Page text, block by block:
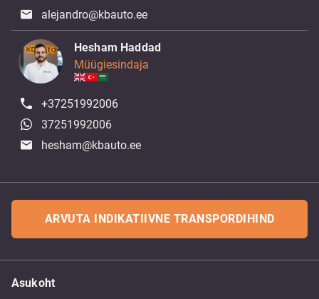
alejandro@kbauto.ee
Hesham Haddad
Müügiesindaja
+37251992006
37251992006
hesham@kbauto.ee
ARVUTA INDIKATIIVNE TRANSPORDIHIND
Asukoht